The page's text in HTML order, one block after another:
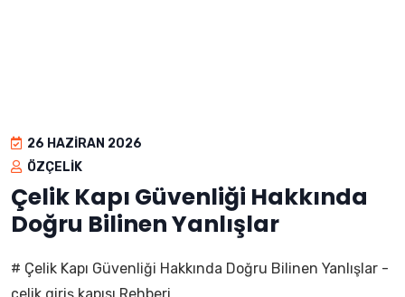
26 HAZIRAN 2026
ÖZÇELIK
Çelik Kapı Güvenliği Hakkında
Doğru Bilinen Yanlışlar
# Çelik Kapı Güvenliği Hakkında Doğru Bilinen Yanlışlar -